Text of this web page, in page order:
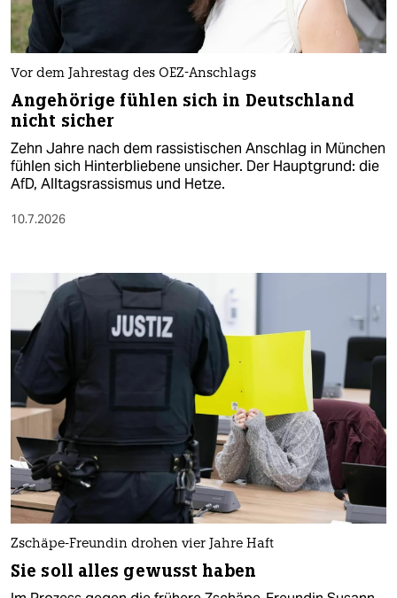
Vor dem Jahrestag des OEZ-Anschlags
Angehörige fühlen sich in Deutschland
nicht sicher
Zehn Jahre nach dem rassistischen Anschlag in München
fühlen sich Hinterbliebene unsicher. Der Hauptgrund: die
AfD, Alltagsrassismus und Hetze.
10.7.2026
Zschäpe-Freundin drohen vier Jahre Haft
Sie soll alles gewusst haben